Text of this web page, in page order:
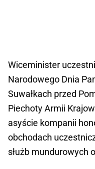
Wiceminister
Narodowego Dnia
Suwałkach przed
Piechoty Armii
asyście kompanii
obchodach
służb mundurowych